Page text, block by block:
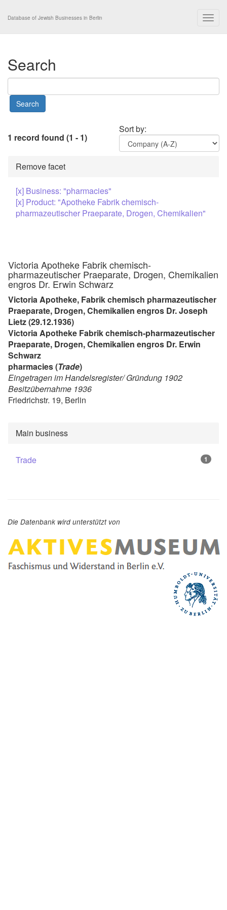
Database of Jewish Businesses in Berlin
Search
Sort by:
1 record found (1 - 1)
Remove facet
[x] Business: "pharmacies"
[x] Product: "Apotheke Fabrik chemisch-
pharmazeutischer Praeparate, Drogen, Chemikalien"
Victoria Apotheke Fabrik chemisch-
pharmazeutischer Praeparate, Drogen, Chemikalien
engros Dr. Erwin Schwarz
Victoria Apotheke, Fabrik chemisch pharmazeutischer
Praeparate, Drogen, Chemikalien engros Dr. Joseph
Lietz (29.12.1936)
Victoria Apotheke Fabrik chemisch-pharmazeutischer
Praeparate, Drogen, Chemikalien engros Dr. Erwin
Schwarz
pharmacies (Trade)
Eingetragen im Handelsregister/ Gründung 1902
Besitzübernahme 1936
Friedrichstr. 19, Berlin
Main business
Trade 1
Die Datenbank wird unterstützt von